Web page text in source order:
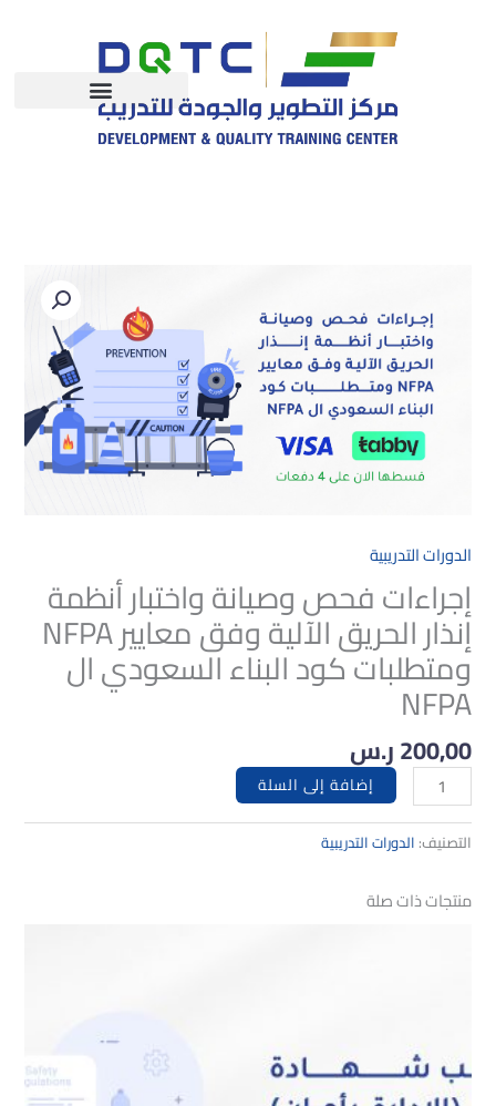
الدورات التدريبية
إجراءات فحص وصيانة واختبار أنظمة
إنذار الحريق الآلية وفق معايير NFPA
ومتطلبات كود البناء السعودي ال
NFPA
200,00ر.س
فحص
وصيانة
واختبار
أنظمة
NFPA
ومتطلبات
كود
البناء
السعودي
ال
NFPA
إضافة إلى السلة
التصنيف: الدورات التدريبية
منتجات ذات صلة